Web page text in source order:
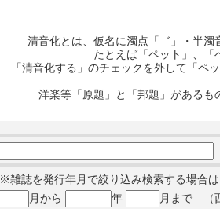
清音化とは、仮名に濁点「゛」・半濁
たとえば「ペット」、「
「清音化する」のチェックを外して「ペ
洋楽等「原題」と「邦題」があるも
※雑誌を発行年月で絞り込み検索する場合
月から 年 月まで （